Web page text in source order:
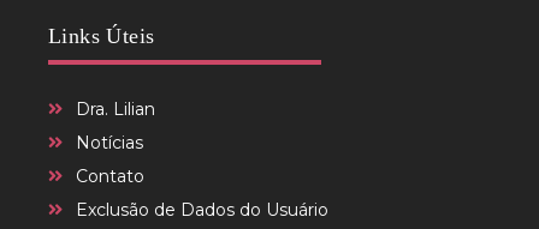
Links Úteis
Dra. Lilian
Notícias
Contato
Exclusão de Dados do Usuário